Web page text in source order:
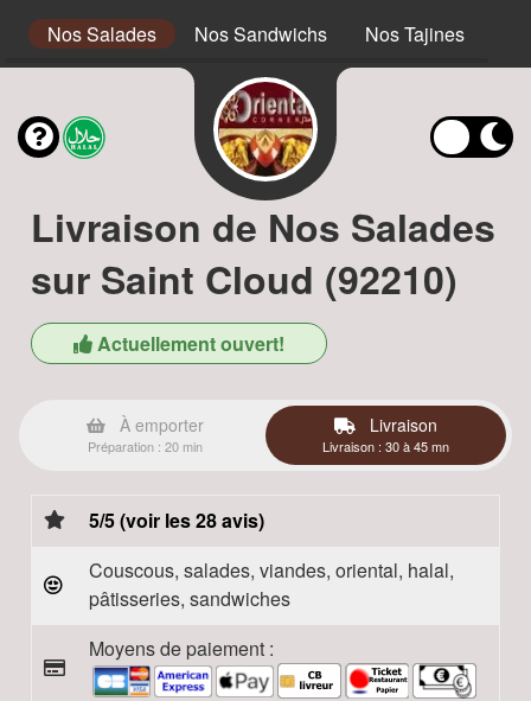
Nos Salades Nos Sandwichs Nos Tajines
Livraison de Nos Salades
sur Saint Cloud (92210)
Actuellement ouvert!
À emporter
Préparation : 20 min
Livraison
Livraison : 30 à 45 mn
5/5 (voir les 28 avis)
Couscous, salades, viandes, oriental, halal,
pâtisseries, sandwiches
Moyens de paiement :